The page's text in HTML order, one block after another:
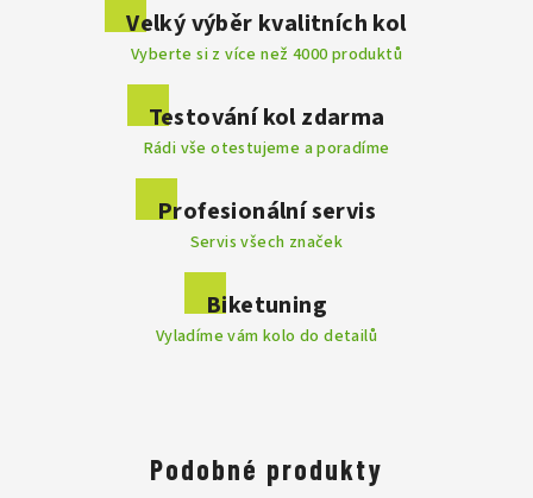
Přidat komentář
. Výrobce
disponuje velkým a moderním testovacím centrem, kde se
vyvíjí nespočet prototypů a technologií, které jsou do výroby
kol implementovány. Každý model prochází řadou testů a
vyznačuje se dokonalostí do posledního detailu. Značka Focus
je mezi profesionály velmi známá, nabízí perfektní výkon,
vyváženost a dokáže uspokojit i ty nejnáročnější jezdce.
Velký výběr kvalitních kol
Vyberte si z více než 4000 produktů
Testování kol zdarma
Rádi vše otestujeme a poradíme
Profesionální servis
Servis všech značek
Biketuning
Vyladíme vám kolo do detailů
Podobné produkty